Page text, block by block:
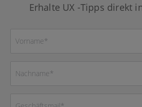
Erhalte UX -Tipps direkt